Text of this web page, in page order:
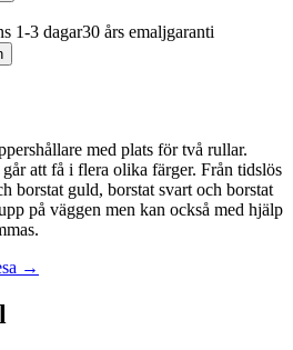
1-3 dagar30 års emaljgaranti
med plats för två rullar.
att få i flera olika färger. Från tidslös
borstat guld, borstat svart och borstat
på väggen men kan också med hjälp
→